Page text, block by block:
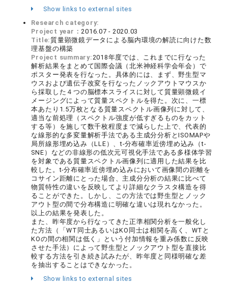
Show links to external sites
Research category:
Project year：2016.07 - 2020.03
Title:質量顕微鏡データによる脳内環境の解読に向けた数
理基盤の構築
Project summary:2018年度では、これまでに行なった
解析結果をまとめて国際会議（北米神経科学会年会）で
ポスター発表を行なった。具体的には、まず、野生型マ
ウスおよび遺伝子改変を行なったノックアウトマウスか
ら採取した４つの脳標本スライスに対して質量顕微鏡イ
メージングによって質量スペクトルを得た。次に、一標
本あたり1.5万枚となる質量スペクトル画像列に対して、
適当な前処理（スペクトル強度が低すぎるものをカット
する等）を施して数千枚程度まで減らした上で、代表的
な線形的な多変量解析手法である主成分分析とISOMAPや
局所線形埋め込み（LLE）、t-分布確率近傍埋め込み（t-
SNE）などの非線形の低次元可視化手法である多様体学習
を対象である質量スペクトル画像列に適用した結果を比
較した。t-分布確率近傍埋め込みにおいて画像間の距離を
コサイン距離にとった場合、主成分分析の結果に比べて
物質特性の違いを反映してより詳細なクラスタ構造を得
ることができた。しかし、この方法では野生型とノック
アウト型の間で分布構造に明確な違いは現れなかった。
以上の結果を発表した。
また、昨年度から行なってきた正準相関分析を一般化し
た方法（「WT同士あるいはKO同士は相関を高く、WTと
KOの間の相関は低く」という付加情報を重み係数に反映
させた手法）によって野生型とノックアウト型を直接比
較する方法を引き続き試みたが、昨年度と同様明確な差
を抽出することはできなかった。
Show links to external sites